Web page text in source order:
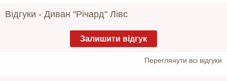
Відгуки - Диван "Річард" Лівс
Залишити відгук
Переглянути всі відгуки